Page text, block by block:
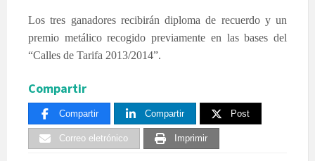
Los tres ganadores recibirán diploma de recuerdo y un
premio metálico recogido previamente en las bases del
“Calles de Tarifa 2013/2014”.
Compartir
Compartir Compartir Post
Correo eletrónico Imprimir